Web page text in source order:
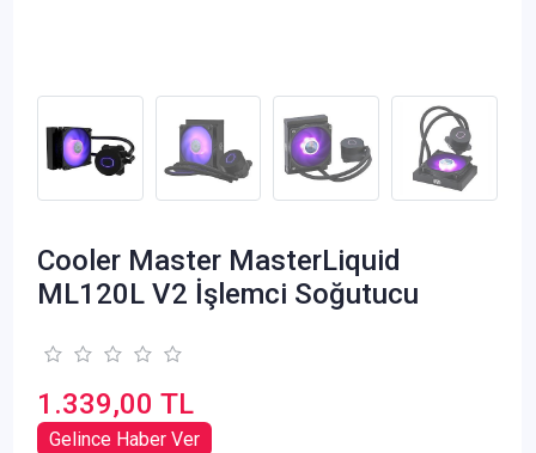
Cooler Master MasterLiquid
ML120L V2 İşlemci Soğutucu
1.339,00 TL
Gelince Haber Ver